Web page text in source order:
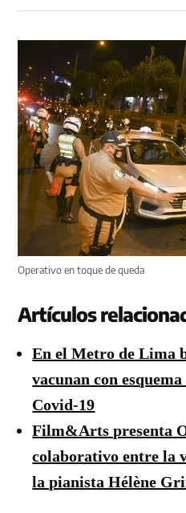
Operativo en toque de queda
Artículos
En el Metro de Lima
vacunan con
Covid-19
Film&Arts presenta
colaborativo entre la
la pianista Hélène